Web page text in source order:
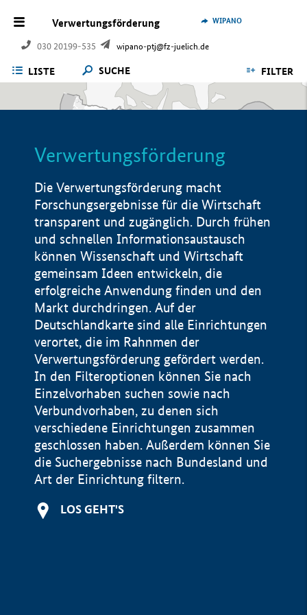
Verwertungsförderung
030 20199-535 wipano-ptj@fz-juelich.de
WIPANO
LISTE SUCHE FILTER
Verwertungsförderung
Die Verwertungsförderung macht
Forschungsergebnisse für die Wirtschaft
transparent und zugänglich. Durch frühen
und schnellen Informationsaustausch
können Wissenschaft und Wirtschaft
gemeinsam Ideen entwickeln, die
erfolgreiche Anwendung finden und den
Markt durchdringen. Auf der
Deutschlandkarte sind alle Einrichtungen
verortet, die im Rahnmen der
Verwertungsförderung gefördert werden.
In den Filteroptionen können Sie nach
Einzelvorhaben suchen sowie nach
Verbundvorhaben, zu denen sich
verschiedene Einrichtungen zusammen
geschlossen haben. Außerdem können Sie
die Suchergebnisse nach Bundesland und
Art der Einrichtung filtern.
LOS GEHT'S